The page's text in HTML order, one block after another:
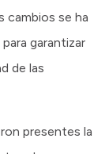
cambios se ha
garantizar
de las
presentes la